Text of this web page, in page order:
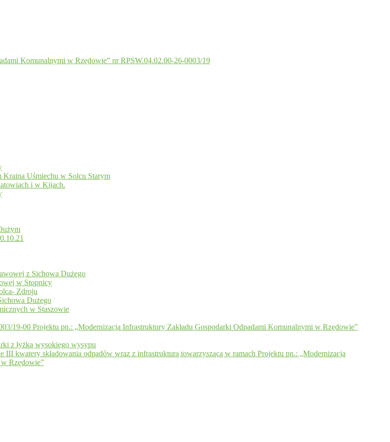
Komunalnymi w Rzędowie” nr RPSW.04.02.00-26-0003/19
Kraina Uśmiechu w Solcu Starym
i w Kijach.
z Sichowa Dużego
w Stopnicy
Zdroju
Dużego
w Staszowie
19-00 Projektu pn.: „Modernizacja Infrastruktury Zakładu Gospodarki Odpadami Komunalnymi w Rzędowie”
z łyżką wysokiego wysypu
kwatery składowania odpadów wraz z infrastrukturą towarzyszącą w ramach Projektu pn.: „Modernizacja
Rzędowie”